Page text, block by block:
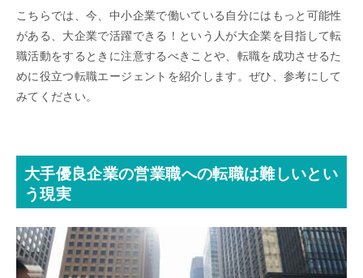
こちらでは、今、中小企業で働いている自分にはもっと可能性
がある、大企業で活躍できる！という人が大企業を目指して転
職活動をするときに注意するべきことや、転職を成功させるた
めに役立つ転職エージェントを紹介します。ぜひ、参考にして
みてください。
大手優良企業の営業職への転職は難しいとい
う現実